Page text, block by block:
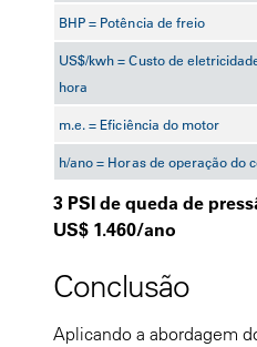
BHP = Potência de freio
US$/kwh = Custo de
hora
m.e. = Eficiência do motor
h/ano = Horas de operação do
3 PSI de queda de
US$ 1.460/ano
Conclusão
Aplicando a abordagem